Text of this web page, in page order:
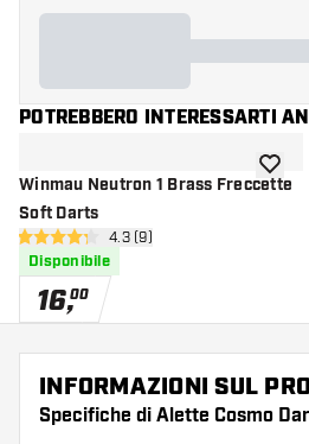
POTREBBERO INTERESSARTI
Winmau Neutron 1 Brass Freccette
Soft Darts
apri pannello recensioni
4.3 stelle di valutazione
4.3 (9)
Disponibile
16,00
INFORMAZIONI SUL
Specifiche di Alette Cosmo